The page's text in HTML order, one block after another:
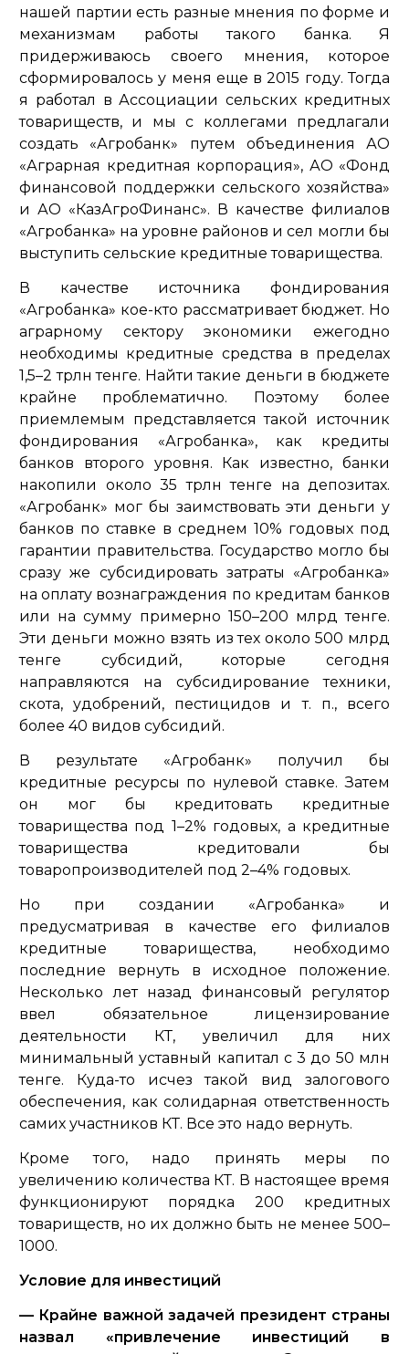
нашей партии есть разные мнения по форме и
механизмам работы такого банка. Я
придерживаюсь своего мнения, которое
сформировалось у меня еще в 2015 году. Тогда
я работал в Ассоциации сельских кредитных
товариществ, и мы с коллегами предлагали
создать «Агробанк» путем объединения АО
«Аграрная кредитная корпорация», АО «Фонд
финансовой поддержки сельского хозяйства»
и АО «КазАгроФинанс». В качестве филиалов
«Агробанка» на уровне районов и сел могли бы
выступить сельские кредитные товарищества.
В качестве источника фондирования
«Агробанка» кое-кто рассматривает бюджет. Но
аграрному сектору экономики ежегодно
необходимы кредитные средства в пределах
1,5–2 трлн тенге. Найти такие деньги в бюджете
крайне проблематично. Поэтому более
приемлемым представляется такой источник
фондирования «Агробанка», как кредиты
банков второго уровня. Как известно, банки
накопили около 35 трлн тенге на депозитах.
«Агробанк» мог бы заимствовать эти деньги у
банков по ставке в среднем 10% годовых под
гарантии правительства. Государство могло бы
сразу же субсидировать затраты «Агробанка»
на оплату вознаграждения по кредитам банков
или на сумму примерно 150–200 млрд тенге.
Эти деньги можно взять из тех около 500 млрд
тенге субсидий, которые сегодня
направляются на субсидирование техники,
скота, удобрений, пестицидов и т. п., всего
более 40 видов субсидий.
В результате «Агробанк» получил бы
кредитные ресурсы по нулевой ставке. Затем
он мог бы кредитовать кредитные
товарищества под 1–2% годовых, а кредитные
товарищества кредитовали бы
товаропроизводителей под 2–4% годовых.
Но при создании «Агробанка» и
предусматривая в качестве его филиалов
кредитные товарищества, необходимо
последние вернуть в исходное положение.
Несколько лет назад финансовый регулятор
ввел обязательное лицензирование
деятельности КТ, увеличил для них
минимальный уставный капитал с 3 до 50 млн
тенге. Куда-то исчез такой вид залогового
обеспечения, как солидарная ответственность
самих участников КТ. Все это надо вернуть.
Кроме того, надо принять меры по
увеличению количества КТ. В настоящее время
функционируют порядка 200 кредитных
товариществ, но их должно быть не менее 500–
1000.
Условие для инвестиций
— Крайне важной задачей президент страны
назвал «привлечение инвестиций в